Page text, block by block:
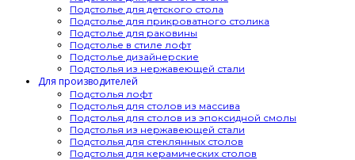
Подстолье для детского стола
Подстолье для прикроватного столика
Подстолье для раковины
Подстолье в стиле лофт
Подстолье дизайнерские
Подстолья из нержавеющей стали
Для производителей
Подстолья лофт
Подстолья для столов из массива
Подстолья для столов из эпоксидной смолы
Подстолья из нержавеющей стали
Подстолья для стеклянных столов
Подстолья для керамических столов